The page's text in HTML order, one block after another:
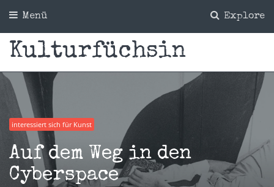
Explore
Menü
Kulturfüchsin
interessiert sich für Kunst
Auf dem Weg in den
Cyberspace